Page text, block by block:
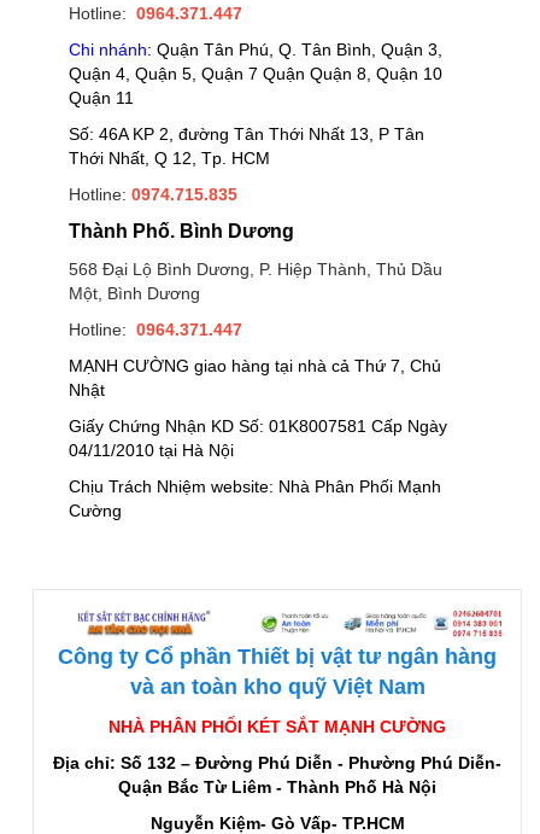
Hotline: 0964.371.447
Chi nhánh: Quận Tân Phú, Q. Tân Bình, Quận 3,
Quận 4, Quận 5, Quận 7 Quận Quận 8, Quận 10
Quận 11
Số: 46A KP 2, đường Tân Thới Nhất 13, P Tân
Thới Nhất, Q 12, Tp. HCM
Hotline: 0974.715.835
Thành Phố. Bình Dương
568 Đại Lộ Bình Dương, P. Hiệp Thành, Thủ Dầu
Một, Bình Dương
Hotline: 0964.371.447
MẠNH CƯỜNG giao hàng tại nhà cả Thứ 7, Chủ
Nhật
Giấy Chứng Nhận KD Số: 01K8007581 Cấp Ngày
04/11/2010 tại Hà Nội
Chịu Trách Nhiệm website: Nhà Phân Phối Mạnh
Cường
Công ty Cổ phần Thiết bị vật tư ngân hàng
và an toàn kho quỹ Việt Nam
NHÀ PHÂN PHỐI KÉT SẮT MẠNH CƯỜNG
Địa chỉ: Số 132 – Đường Phú Diễn - Phường Phú Diễn-
Quận Bắc Từ Liêm - Thành Phố Hà Nội
Nguyễn Kiệm- Gò Vấp- TP.HCM